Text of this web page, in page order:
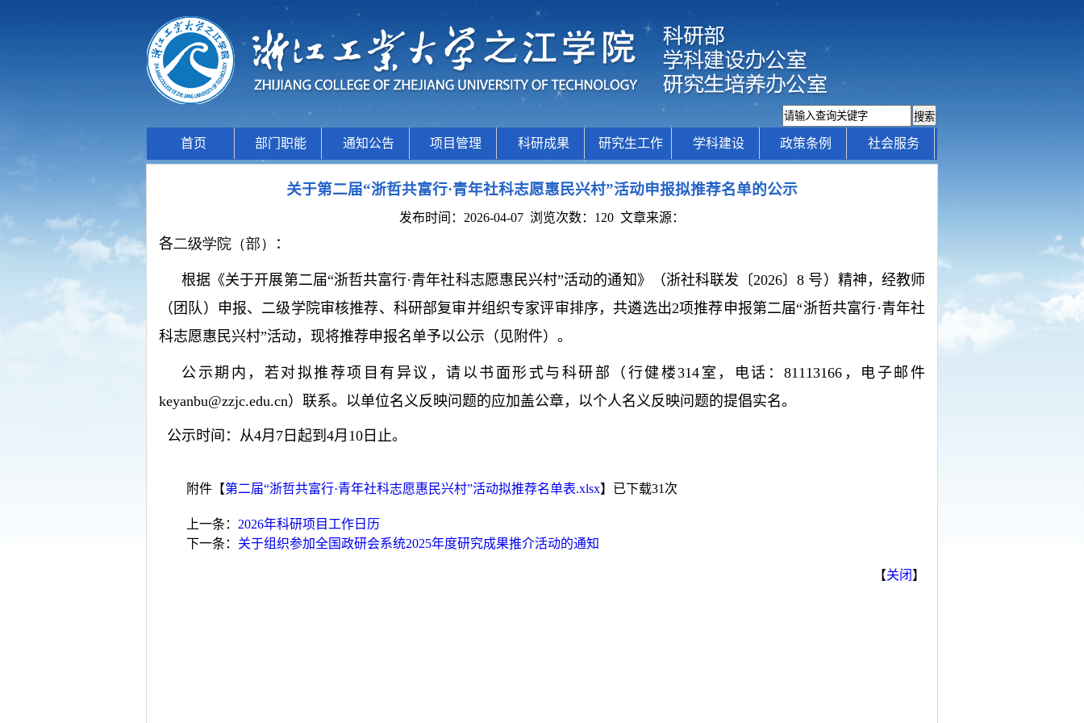
首页 部门职能 通知公告 项目管理 科研成果 研究生工作 学科建设 政策条例 社会服务
关于第二届“浙哲共富行·青年社科志愿惠民兴村”活动申报拟推荐名单的公示
发布时间：2026-04-07 浏览次数： 120 文章来源：
各二级学院 （部） ：
根据《关于开展第二届“浙哲共富行·青年社科志愿惠民兴村”活动的通知》（浙社科联发〔2026〕8 号）精神，经教师
（团队）申报、二级学院审核推荐、科研部复审并组织专家评审排序，共遴选出2项推荐申报第二届“浙哲共富行·青年社
科志愿惠民兴村”活动 ，现将推荐申报名单予以公示（见附件）。
公示期内，若对拟推荐项目有异议，请以书面形式与科研部（行健楼314室，电话：81113166，电子邮件
keyanbu@zzjc.edu.cn）联系。以单位名义反映问题的应加盖公章，以个人名义反映问题的提倡实名。
公示时间：从4月 7 日起到 4月 10 日止。
附件【第二届“浙哲共富行·青年社科志愿惠民兴村”活动拟推荐名单表.xlsx】已下载31 次
上一条： 2026年科研项目工作日历
下一条： 关于组织参加全国政研会系统2025年度研究成果推介活动的通知
【关闭 】